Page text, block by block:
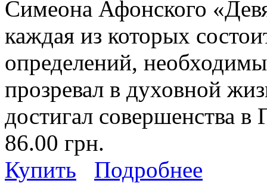
Симеона Афонского
каждая из которых
определений,
прозревал в духовной
достигал совершенства в
86.00 грн.
Купить
Подробнее